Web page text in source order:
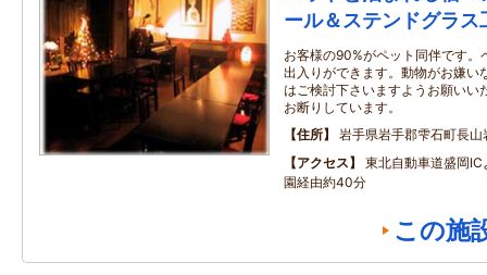
ール＆ステンドグラス
お客様の90%がペット同伴です。
出入りができます。動物がお嫌い
はご検討下さいますようお願いい
お断りしています。
住所
岩手県岩手郡雫石町長
アクセス
東北自動車道盛岡
園経由約40分
この施